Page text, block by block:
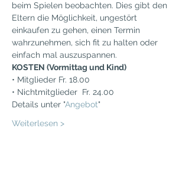
beim Spielen beobachten. Dies gibt den
Eltern die Möglichkeit, ungestört
einkaufen zu gehen, einen Termin
wahrzunehmen, sich fit zu halten oder
einfach mal auszuspannen.
KOSTEN (Vormittag und Kind)
• Mitglieder Fr. 18.00
• Nichtmitglieder  Fr. 24.00
Details unter "Angebot"
Weiterlesen >